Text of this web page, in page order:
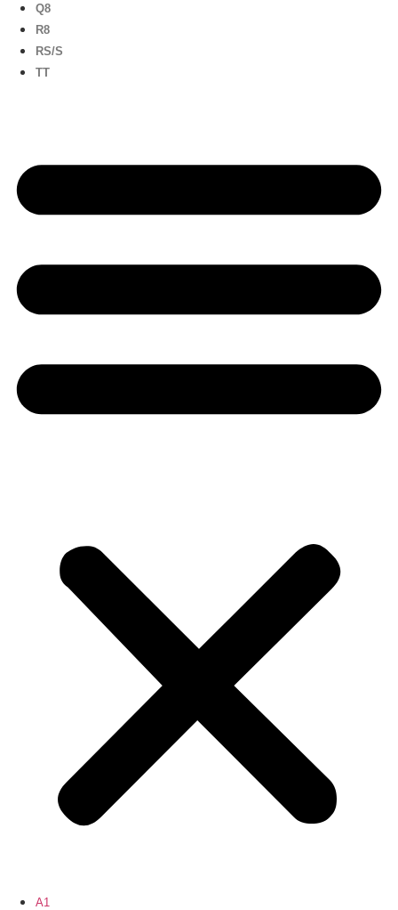
Q8
R8
RS/S
TT
A1